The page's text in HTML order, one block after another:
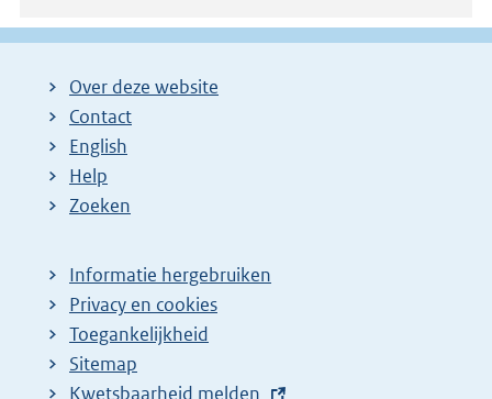
Over deze website
Contact
English
Help
Zoeken
Informatie hergebruiken
Privacy en cookies
Toegankelijkheid
Sitemap
E
Kwetsbaarheid melden